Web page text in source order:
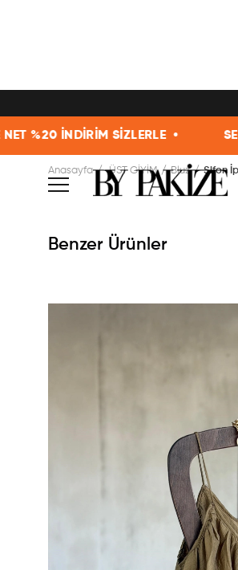
SİZLERLE • SEPETTE NET
Anasayfa ÜST GİYİM Bluz Şifon
Benzer Ürünler